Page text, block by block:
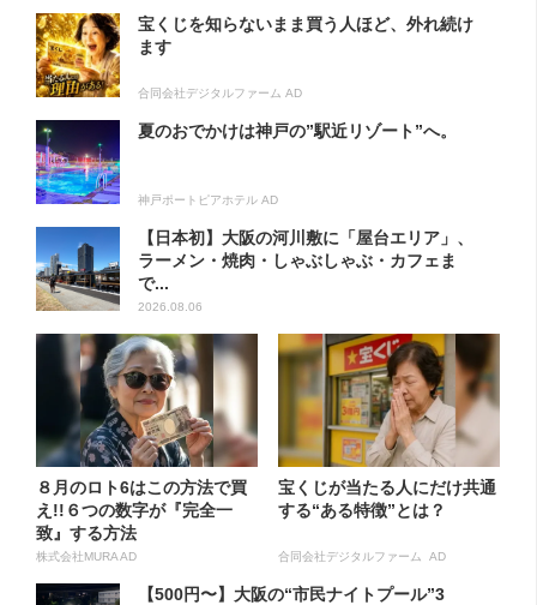
宝くじを知らないまま買う人ほど、外れ続け
ます
合同会社デジタルファーム AD
夏のおでかけは神戸の”駅近リゾート”へ。
神戸ポートピアホテル AD
【日本初】大阪の河川敷に「屋台エリア」、
ラーメン・焼肉・しゃぶしゃぶ・カフェま
で...
2026.08.06
８月のロト6はこの方法で買
え!!６つの数字が『完全一
致』する方法
株式会社MURA AD
宝くじが当たる人にだけ共通
する“ある特徴”とは？
合同会社デジタルファーム AD
【500円〜】大阪の“市民ナイトプール”3